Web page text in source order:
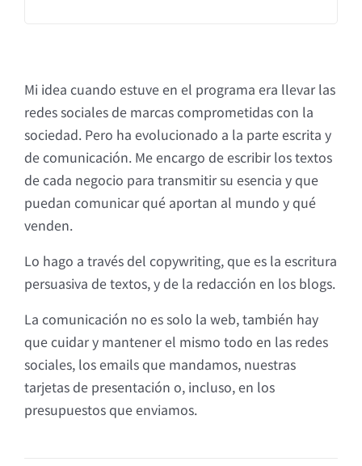
Mi idea cuando estuve en el programa era llevar las
redes sociales de marcas comprometidas con la
sociedad. Pero ha evolucionado a la parte escrita y
de comunicación. Me encargo de escribir los textos
de cada negocio para transmitir su esencia y que
puedan comunicar qué aportan al mundo y qué
venden.
Lo hago a través del copywriting, que es la escritura
persuasiva de textos, y de la redacción en los blogs.
La comunicación no es solo la web, también hay
que cuidar y mantener el mismo todo en las redes
sociales, los emails que mandamos, nuestras
tarjetas de presentación o, incluso, en los
presupuestos que enviamos.